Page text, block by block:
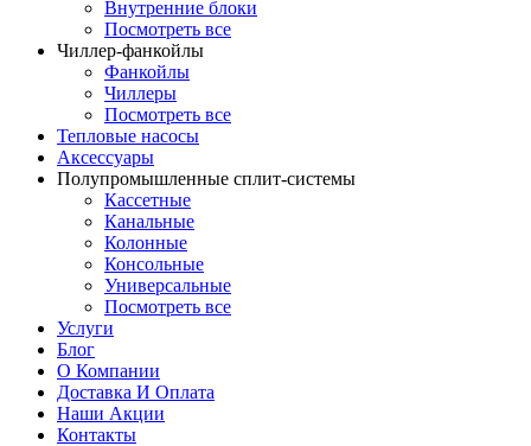
Внутренние блоки
Посмотреть все
Чиллер-фанкойлы
Фанкойлы
Чиллеры
Посмотреть все
Тепловые насосы
Аксессуары
Полупромышленные сплит-системы
Кассетные
Канальные
Колонные
Консольные
Универсальные
Посмотреть все
Услуги
Блог
О Компании
Доставка И Оплата
Наши Акции
Контакты